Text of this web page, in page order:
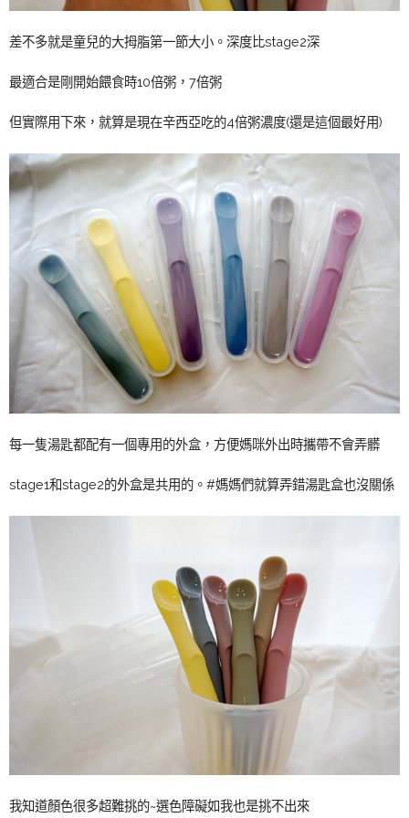
差不多就是童兒的大拇脂第一節大小。深度比stage2深
最適合是剛開始餵食時10倍粥，7倍粥
但實際用下來，就算是現在辛西亞吃的4倍粥濃度(還是這個最好用)
每一隻湯匙都配有一個專用的外盒，方便媽咪外出時攜帶不會弄髒
stage1和stage2的外盒是共用的。#媽媽們就算弄錯湯匙盒也沒關係
我知道顏色很多超難挑的~選色障礙如我也是挑不出來